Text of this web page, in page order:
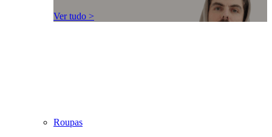
Ver tudo >
Roupas